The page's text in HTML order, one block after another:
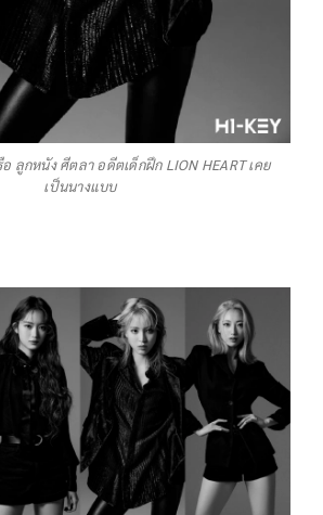
ลูกหนัง ศีตลา อดีตเด็กฝึก LION HEART เคย
เป็นนางแบบ